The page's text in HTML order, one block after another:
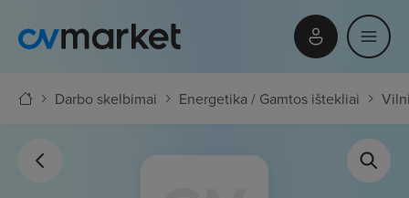
Darbo skelbimai Energetika / Gamtos ištekliai